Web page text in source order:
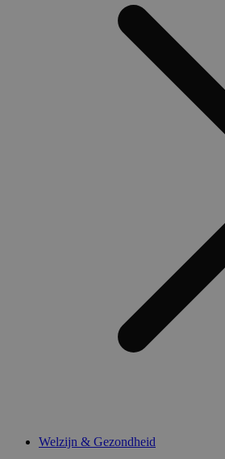
Welzijn & Gezondheid